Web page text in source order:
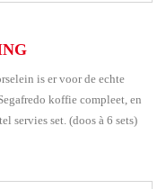
is er voor de echte
koffie compleet, en
servies set. (doos à 6 sets)